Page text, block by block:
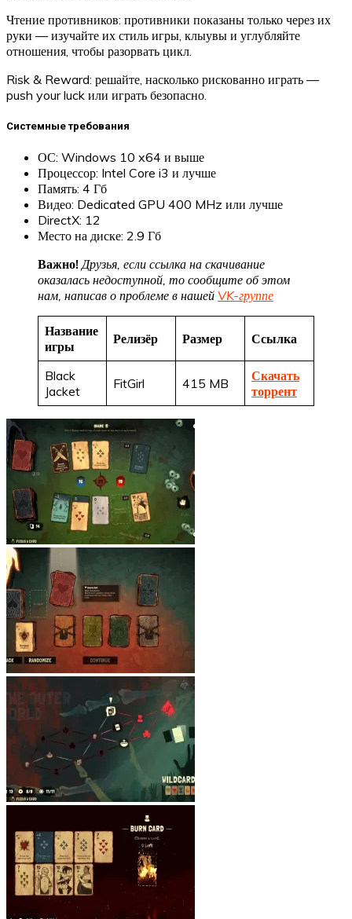
Чтение противников: противники показаны только через их
руки — изучайте их стиль игры, клыувы и углубляйте
отношения, чтобы разорвать цикл.
Risk & Reward: решайте, насколько рискованно играть —
push your luck или играть безопасно.
Системные требования
ОС: Windows 10 x64 и выше
Процессор: Intel Core i3 и лучше
Память: 4 Гб
Видео: Dedicated GPU 400 MHz или лучше
DirectX: 12
Место на диске: 2.9 Гб
Важно!Друзья, если ссылка на скачивание
оказалась недоступной, то сообщите об этом
нам, написав о проблеме в нашей VK-группе
Название
игры
Релизёр Размер Ссылка
Black
Jacket
FitGirl 415 MB
Скачать
торрент